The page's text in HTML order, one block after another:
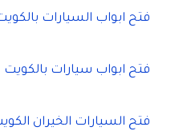
فتح ابواب السيارات
فتح ابواب سيارات بالكويت
فتح السيارات الخيران